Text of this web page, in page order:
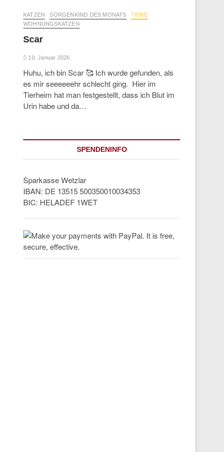
KATZEN SORGENKIND DES MONATS
TIERE
WOHNUNGSKATZEN
Scar
10. Januar 2026
Huhu, ich bin Scar 🥰 Ich wurde gefunden, als
es mir seeeeeehr schlecht ging. Hier im
Tierheim hat man festgestellt, dass ich Blut im
Urin habe und da…
SPENDENINFO
Sparkasse Wetzlar
IBAN: DE 13515 500350010034353
BIC: HELADEF 1WET